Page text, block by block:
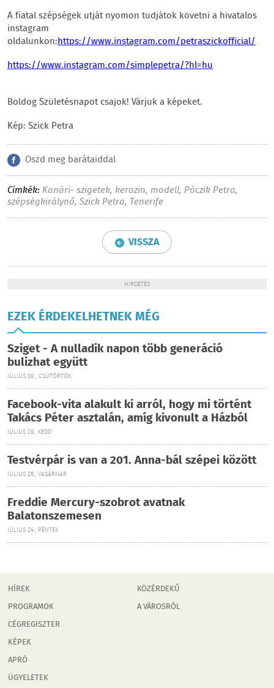
A fiatal szépségek utját nyomon tudjátok követni a hivatalos
instagram
oldalunkon:https://www.instagram.com/petraszickofficial/
https://www.instagram.com/simplepetra/?hl=hu
Boldog Születésnapot csajok! Várjuk a képeket.
Kép: Szick Petra
Oszd meg barátaiddal
Címkék: Kanári- szigetek, kerozin, modell, Póczik Petra,
szépségkirálynő, Szick Petra, Tenerife
VISSZA
HIRDETÉS
EZEK ÉRDEKELHETNEK MÉG
Sziget - A nulladik napon több generáció
bulizhat együtt
JÚLIUS 30., CSÜTÖRTÖK
Facebook-vita alakult ki arról, hogy mi történt
Takács Péter asztalán, amíg kivonult a Házból
JÚLIUS 28., KEDD
Testvérpár is van a 201. Anna-bál szépei között
JÚLIUS 26., VASÁRNAP
Freddie Mercury-szobrot avatnak
Balatonszemesen
JÚLIUS 24., PÉNTEK
HÍREK
PROGRAMOK
CÉGREGISZTER
KÉPEK
APRÓ
ÜGYELETEK
KÖZÉRDEKŰ
A VÁROSRÓL